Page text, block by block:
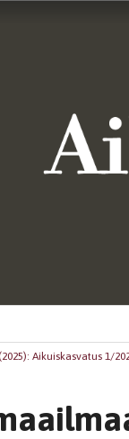
Aikuiskasvatus 1/